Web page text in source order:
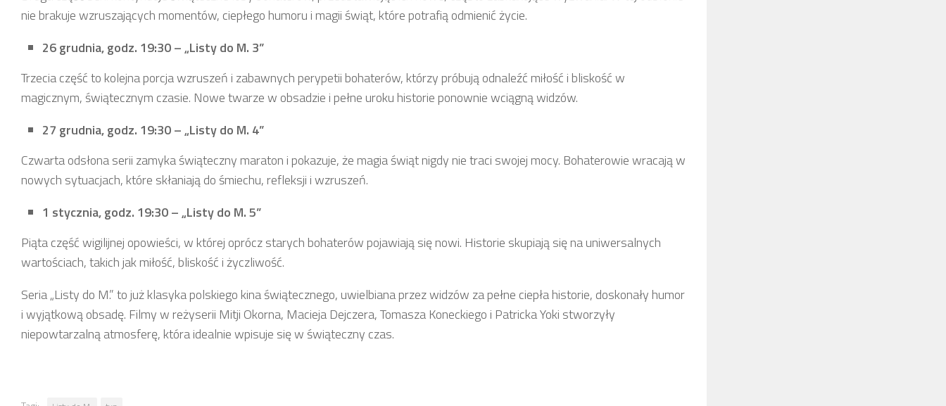
nie brakuje wzruszających momentów, ciepłego humoru i magii świąt, które potrafią odmienić życie.
26 grudnia, godz. 19:30 – „Listy do M. 3”
Trzecia część to kolejna porcja wzruszeń i zabawnych perypetii bohaterów, którzy próbują odnaleźć miłość i bliskość w
magicznym, świątecznym czasie. Nowe twarze w obsadzie i pełne uroku historie ponownie wciągną widzów.
27 grudnia, godz. 19:30 – „Listy do M. 4”
Czwarta odsłona serii zamyka świąteczny maraton i pokazuje, że magia świąt nigdy nie traci swojej mocy. Bohaterowie wracają w
nowych sytuacjach, które skłaniają do śmiechu, refleksji i wzruszeń.
1 stycznia, godz. 19:30 – „Listy do M. 5”
Piąta część wigilijnej opowieści, w której oprócz starych bohaterów pojawiają się nowi. Historie skupiają się na uniwersalnych
wartościach, takich jak miłość, bliskość i życzliwość.
Seria „Listy do M.” to już klasyka polskiego kina świątecznego, uwielbiana przez widzów za pełne ciepła historie, doskonały humor
i wyjątkową obsadę. Filmy w reżyserii Mitji Okorna, Macieja Dejczera, Tomasza Koneckiego i Patricka Yoki stworzyły
niepowtarzalną atmosferę, która idealnie wpisuje się w świąteczny czas.